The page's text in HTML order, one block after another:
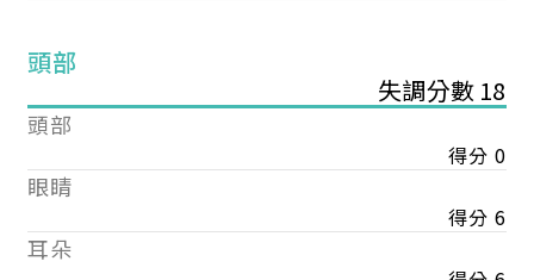
頭部
失調分數 18
頭部
得分 0
眼睛
得分 6
耳朵